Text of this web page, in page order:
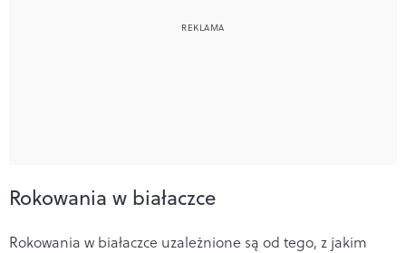
Rokowania w białaczce
Rokowania w białaczce uzależnione są od tego, z jakim